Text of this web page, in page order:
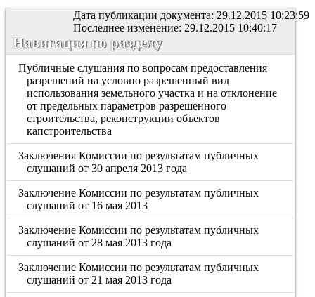
Дата публикации документа: 29.12.2015 10:23:59
Последнее изменение: 29.12.2015 10:40:17
Навигация по разделу
Публичные слушания по вопросам предоставления
разрешений на условно разрешенный вид
использования земельного участка и на отклонение
от предельных параметров разрешенного
строительства, реконструкции объектов
капстроительства
Заключения Комиссии по результатам публичных
слушаний от 30 апреля 2013 года
Заключение Комиссии по результатам публичных
слушаний от 16 мая 2013
Заключение Комиссии по результатам публичных
слушаний от 28 мая 2013 года
Заключение Комиссии по результатам публичных
слушаний от 21 мая 2013 года